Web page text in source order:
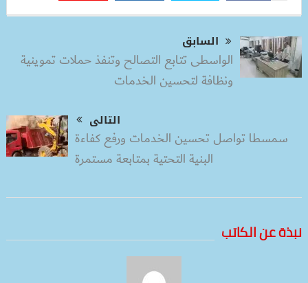
السابق
الواسطى تتابع التصالح وتنفذ حملات تموينية
ونظافة لتحسين الخدمات
التالى
سمسطا تواصل تحسين الخدمات ورفع كفاءة
البنية التحتية بمتابعة مستمرة
نبذة عن الكاتب